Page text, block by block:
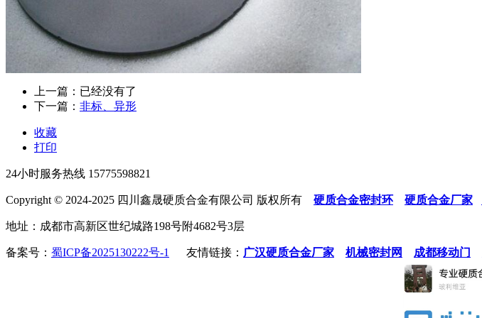
上一篇：已经没有了
下一篇： 非标、异形
收藏
打印
24小时服务热线 15775598821
Copyright © 2024-2025 四川鑫晟硬质合金有限公司 版权所有 硬质合金密封环 硬质合金厂家
地址：成都市高新区世纪城路198号附4682号3层
备案号： 蜀ICP备2025130222号-1 友情链接： 广汉硬质合金厂家 机械密封网 成都移动门